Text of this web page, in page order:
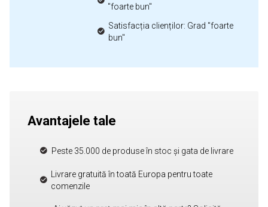
"foarte bun"
Satisfacția clienților: Grad "foarte
bun"
Avantajele tale
Peste 35.000 de produse în stoc și gata de livrare
Livrare gratuită în toată Europa pentru toate
comenzile